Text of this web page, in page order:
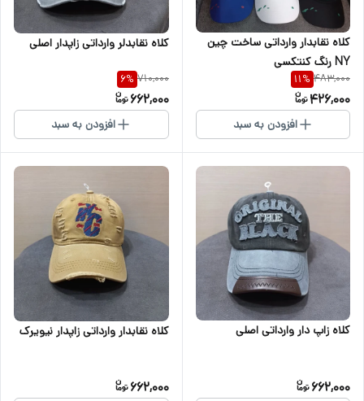
کلاه نقابدار وارداتی ساخت چین
NY رنگ کنتکسی
483,000
11%
426,000
افزودن به سبد
کلاه نقابدلر وارداتی زاپدار اصلی
710,000
6%
662,000
افزودن به سبد
کلاه زاپ دار وارداتی اصلی
662,000
کلاه نقابدار وارداتی زاپدار نیویرک
662,000